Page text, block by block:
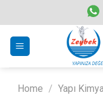
to
content
Home / Yapı